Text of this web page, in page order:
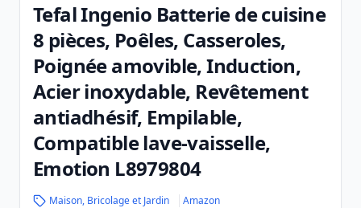
Tefal Ingenio Batterie de cuisine
8 pièces, Poêles, Casseroles,
Poignée amovible, Induction,
Acier inoxydable, Revêtement
antiadhésif, Empilable,
Compatible lave-vaisselle,
Emotion L8979804
Maison, Bricolage et Jardin Amazon